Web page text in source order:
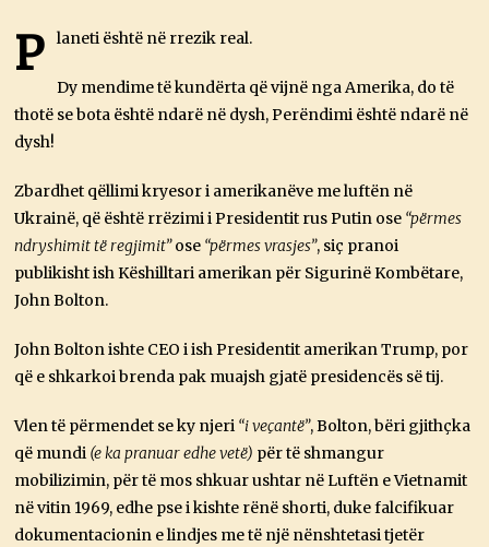
O
,
0
P laneti është në rrezik real.
Dy mendime të kundërta që vijnë nga Amerika, do të
thotë se bota është ndarë në dysh, Perëndimi është ndarë në
dysh!
Zbardhet qëllimi kryesor i amerikanëve me luftën në
Ukrainë, që është rrëzimi i Presidentit rus Putin ose “përmes
ndryshimit të regjimit”ose “përmes vrasjes”, siç pranoi
publikisht ish Këshilltari amerikan për Sigurinë Kombëtare,
John Bolton.
John Bolton ishte CEO i ish Presidentit amerikan Trump, por
që e shkarkoi brenda pak muajsh gjatë presidencës së tij.
Vlen të përmendet se ky njeri “i veçantë”, Bolton, bëri gjithçka
që mundi (e ka pranuar edhe vetë) për të shmangur
mobilizimin, për të mos shkuar ushtar në Luftën e Vietnamit
në vitin 1969, edhe pse i kishte rënë shorti, duke falcifikuar
dokumentacionin e lindjes me të një nënshtetasi tjetër